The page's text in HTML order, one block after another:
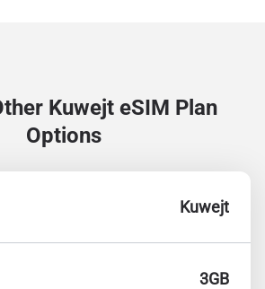
Kuwejt eSIM Plan
Options
Kuwejt
3GB